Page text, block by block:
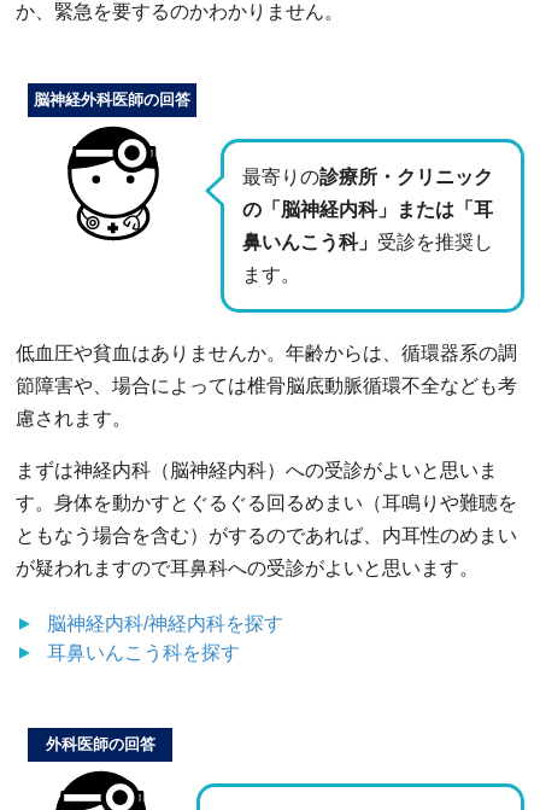
か、緊急を要するのかわかりません。
最寄りの診療所・クリニック
の「脳神経内科」または「耳
鼻いんこう科」 受診を推奨し
ます。
脳神経外科医師の回答
低血圧や貧血はありませんか。年齢からは、循環器系の調
節障害や、場合によっては椎骨脳底動脈循環不全なども考
慮されます。
まずは神経内科（脳神経内科）への受診がよいと思いま
す。身体を動かすとぐるぐる回るめまい（耳鳴りや難聴を
ともなう場合を含む）がするのであれば、内耳性のめまい
が疑われますので耳鼻科への受診がよいと思います。
脳神経内科/神経内科を探す
耳鼻いんこう科を探す
外科医師の回答